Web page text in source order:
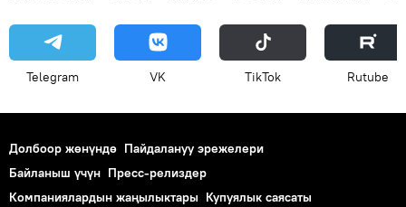
Telegram VK ТikТоk Rutube
Долбоор жөнүндө Пайдалануу эрежелери
Байланыш үчүн Пресс-релиздер
Компаниялардын жаңылыктары Купуялык саясаты